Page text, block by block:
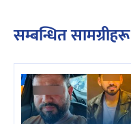
सम्बन्धित सामग्रीहरू